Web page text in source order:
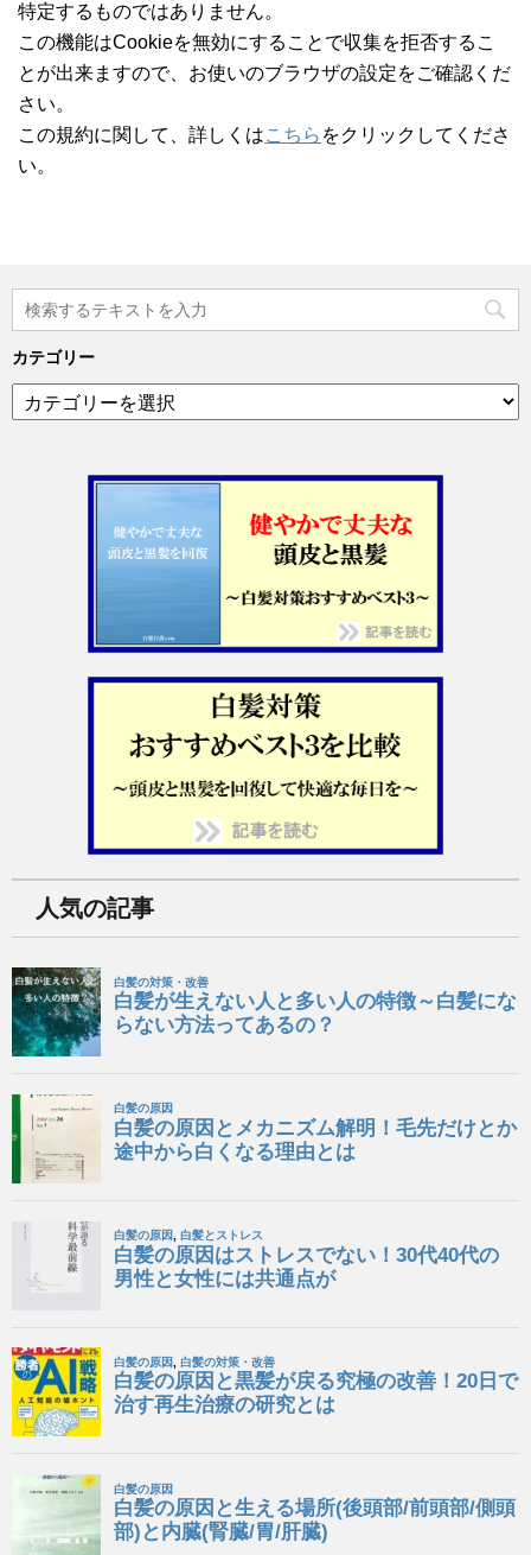
特定するものではありません。
この機能はCookieを無効にすることで収集を拒否するこ
とが出来ますので、お使いのブラウザの設定をご確認くだ
さい。
この規約に関して、詳しくはこちら をクリックしてくださ
い。
カテゴリー
テ
人気の記事